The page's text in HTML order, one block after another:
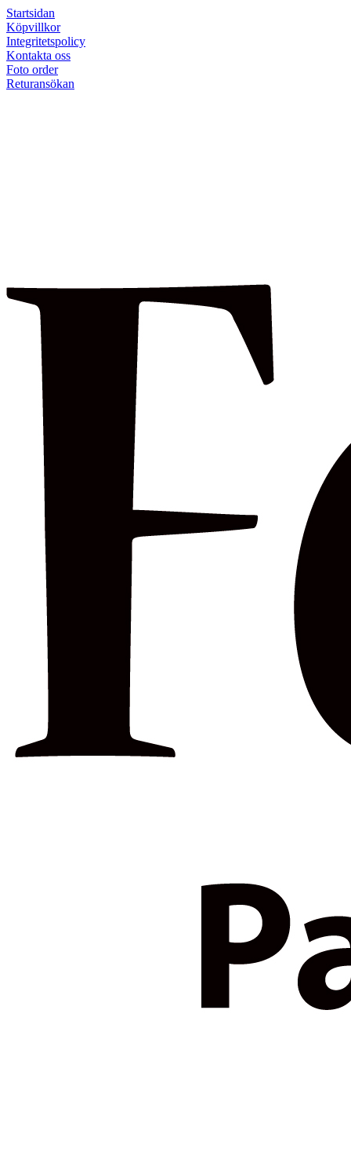
Startsidan
Köpvillkor
Integritetspolicy
Kontakta oss
Foto order
Returansökan